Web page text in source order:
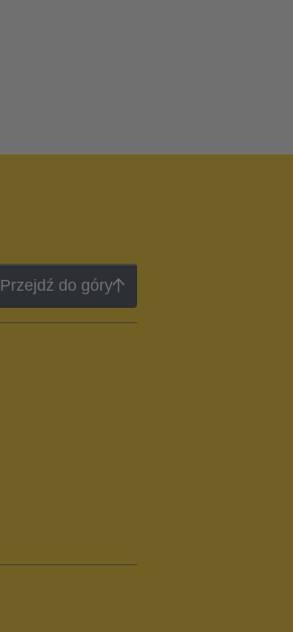
Przejdź do góry